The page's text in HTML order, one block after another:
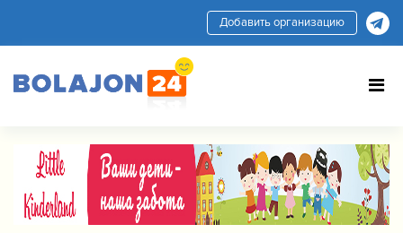
Добавить организацию